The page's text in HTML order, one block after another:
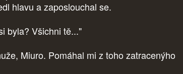
hlavu a zaposlouchal se.
byla? Všichni tě..."
Miuro. Pomáhal mi z toho zatracenýho